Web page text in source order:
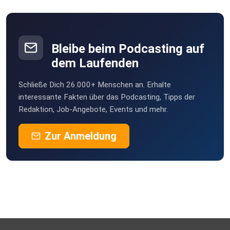
**********
Den Artikel zum Stück findet ihr hier.
**********
Bleibe beim Podcasting auf
dem Laufenden
Schließe Dich 26.000+ Menschen an. Erhalte
interessante Fakten über das Podcasting, Tipps der
Redaktion, Job-Angebote, Events und mehr.
Zur Anmeldung